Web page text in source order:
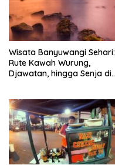
Wisata Banyuwangi Sehari:
Rute Kawah Wurung,
Djawatan, hingga Senja di